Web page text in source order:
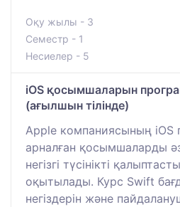
Оқу жылы - 3
Семестр - 1
Несиелер - 5
iOS қосымшаларын
(ағылшын тілінде)
Apple компаниясының iOS
арналған қосымшаларды
негізгі түсінікті
оқытылады. Курс Swift
негіздерін және